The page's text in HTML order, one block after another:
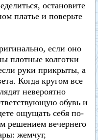
остановите
платье и поверьте
если оно
плотные колготки
руки прикрыты, а
Когда кругом все
невероятно
обувь и
ощущать себя по-
решением вечернего
жемчуг,